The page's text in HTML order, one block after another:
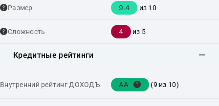
Размер 9.4 из 10
Сложность 4 из 5
Кредитные рейтинги
Внутренний рейтинг ДОХОДЪ AA (9 из 10)